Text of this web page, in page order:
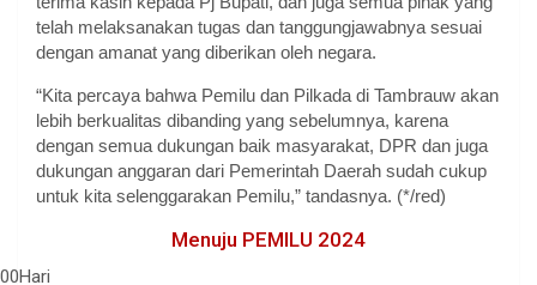
telah melaksanakan tugas dan tanggungjawabnya sesuai
dengan amanat yang diberikan oleh negara.
“Kita percaya bahwa Pemilu dan Pilkada di Tambrauw akan
lebih berkualitas dibanding yang sebelumnya, karena
dengan semua dukungan baik masyarakat, DPR dan juga
dukungan anggaran dari Pemerintah Daerah sudah cukup
untuk kita selenggarakan Pemilu,” tandasnya. (*/red)
Menuju PEMILU 2024
00Hari